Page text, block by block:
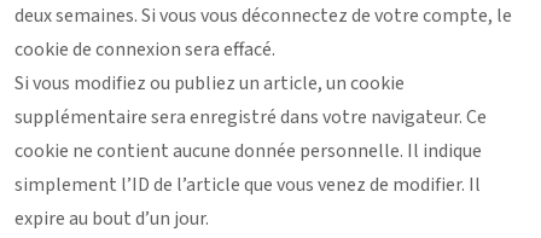
deux semaines. Si vous vous déconnectez de votre compte, le
cookie de connexion sera effacé.
Si vous modifiez ou publiez un article, un cookie
supplémentaire sera enregistré dans votre navigateur. Ce
cookie ne contient aucune donnée personnelle. Il indique
simplement l’ID de l’article que vous venez de modifier. Il
expire au bout d’un jour.